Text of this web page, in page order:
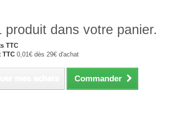
produit dans votre panier.
TTC
TTC 0,01€ dès 29€ d'achat
Commander